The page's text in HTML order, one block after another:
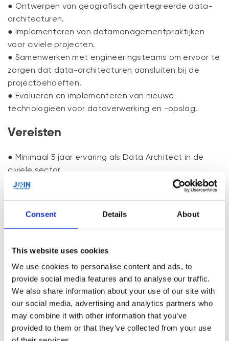
Consent Details About
This website uses cookies
We use cookies to personalise content and ads, to
provide social media features and to analyse our traffic.
We also share information about your use of our site with
our social media, advertising and analytics partners who
may combine it with other information that you’ve
provided to them or that they’ve collected from your use
● Ontwerpen van geografisch geïntegreerde data-
architecturen.
● Implementeren van datamanagementpraktijken
voor civiele projecten.
● Samenwerken met engineeringsteams om ervoor te
zorgen dat data-architecturen aansluiten bij de
projectbehoeften.
● Evalueren en implementeren van nieuwe
technologieën voor dataverwerking en -opslag.
Vereisten
● Minimaal 5 jaar ervaring als Data Architect in de
civiele sector.
● Uitgebreide kennis van geografische
informatiesystemen (GIS), cloudoplossingen zoals
● Bewezen trackrecord in het ontwerpen van
civiele projecten.
● Sterke analytische en probleemoplossende
● Uitstekende communicatieve vaardigheden in het
Nederlands.